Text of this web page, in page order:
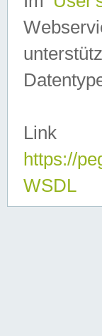
https://
WSDL